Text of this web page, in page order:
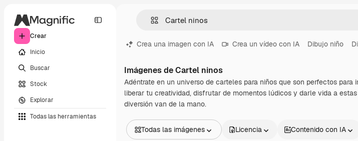
Crear
Inicio
Buscar
Stock
Explorar
Todas las herramientas
Crea una imagen con IA Crea un vídeo con IA Dibujo niño
Imágenes de Cartel ninos
Adéntrate en un universo de carteles para niños que son perfectos
liberar tu creatividad, disfrutar de momentos lúdicos y darle vida a
diversión van de la mano.
Todas las imágenes Licencia Contenido con IA